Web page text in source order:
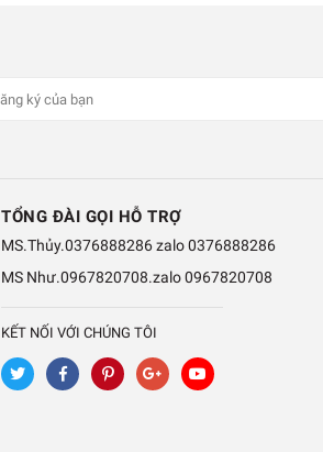
TỔNG ĐÀI GỌI HỖ TRỢ
MS.Thủy.0376888286 zalo0376888286
MS Như.0967820708.zalo0967820708
KẾT NỐI VỚI CHÚNG TÔI